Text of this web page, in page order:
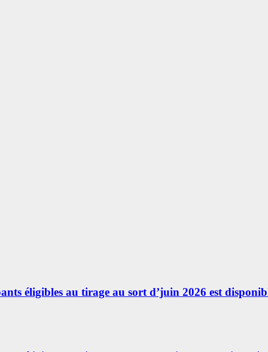
éligibles au tirage au sort d’juin 2026 est